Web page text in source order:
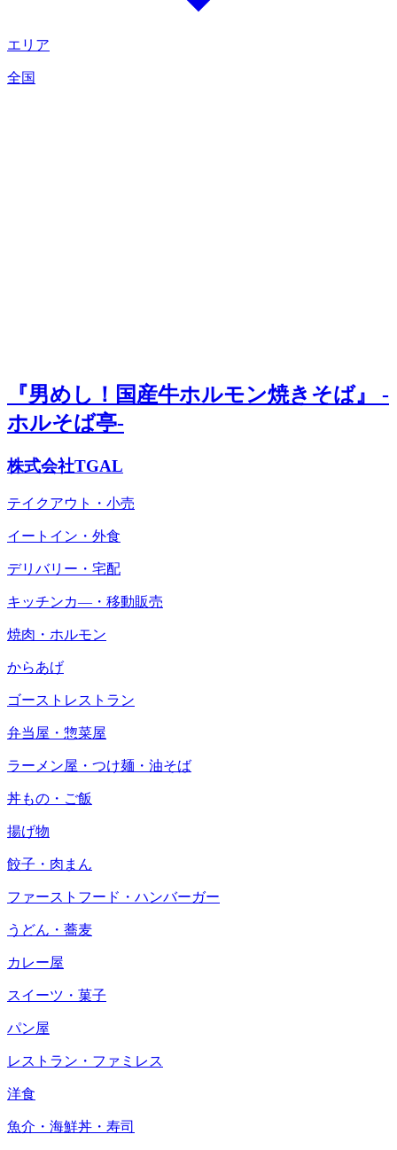
エリア
全国
『男めし！国産牛ホルモン焼きそば』 -
ホルそば亭-
株式会社TGAL
テイクアウト・小売
イートイン・外食
デリバリー・宅配
キッチンカ―・移動販売
焼肉・ホルモン
からあげ
ゴーストレストラン
弁当屋・惣菜屋
ラーメン屋・つけ麺・油そば
丼もの・ご飯
揚げ物
餃子・肉まん
ファーストフード・ハンバーガー
うどん・蕎麦
カレー屋
スイーツ・菓子
パン屋
レストラン・ファミレス
洋食
魚介・海鮮丼・寿司